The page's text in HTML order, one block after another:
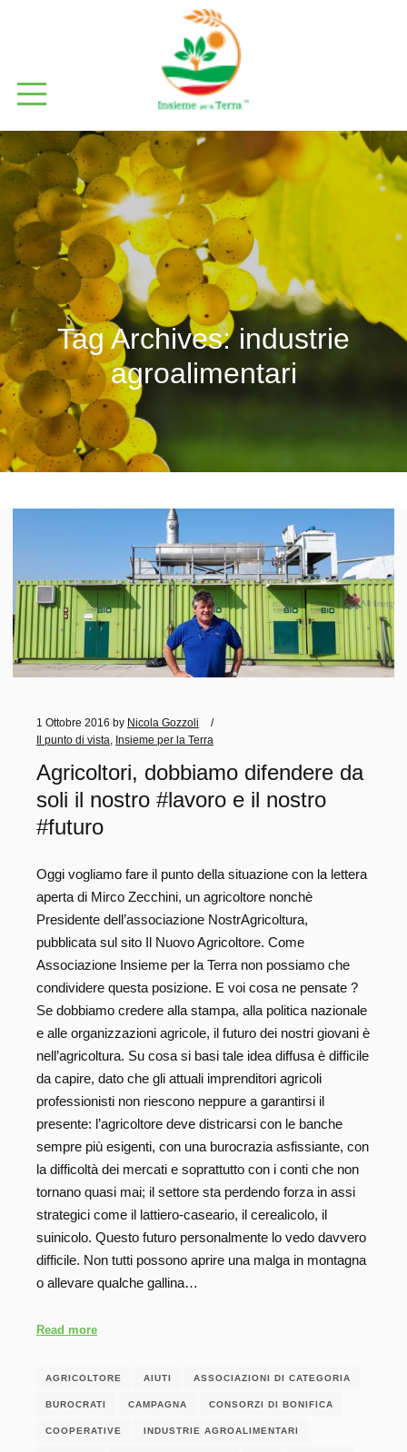
Tag Archives:industrie
agroalimentari
1 Ottobre 2016 by Nicola Gozzoli
Il punto di vista
Insieme per la Terra
Agricoltori, dobbiamo difendere da
soli il nostro #lavoro e il nostro
#futuro
Oggi vogliamo fare il punto della situazione con la lettera
aperta di Mirco Zecchini, un agricoltore nonchè
Presidente dell’associazione NostrAgricoltura,
pubblicata sul sito Il Nuovo Agricoltore. Come
Associazione Insieme per la Terra non possiamo che
condividere questa posizione. E voi cosa ne pensate ?
Se dobbiamo credere alla stampa, alla politica nazionale
e alle organizzazioni agricole, il futuro dei nostri giovani è
nell’agricoltura. Su cosa si basi tale idea diffusa è difficile
da capire, dato che gli attuali imprenditori agricoli
professionisti non riescono neppure a garantirsi il
presente: l’agricoltore deve districarsi con le banche
sempre più esigenti, con una burocrazia asfissiante, con
la difficoltà dei mercati e soprattutto con i conti che non
tornano quasi mai; il settore sta perdendo forza in assi
strategici come il lattiero-caseario, il cerealicolo, il
suinicolo. Questo futuro personalmente lo vedo davvero
difficile. Non tutti possono aprire una malga in montagna
o allevare qualche gallina…
Read more
AGRICOLTORE AIUTI ASSOCIAZIONI DI CATEGORIA
BUROCRATI CAMPAGNA CONSORZI DI BONIFICA
COOPERATIVE INDUSTRIE AGROALIMENTARI